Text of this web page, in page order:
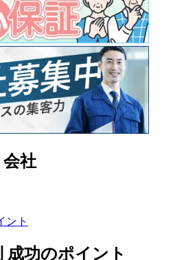
社
ント
成功のポイント